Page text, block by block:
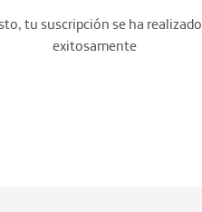
tu suscripción se ha realizado
exitosamente